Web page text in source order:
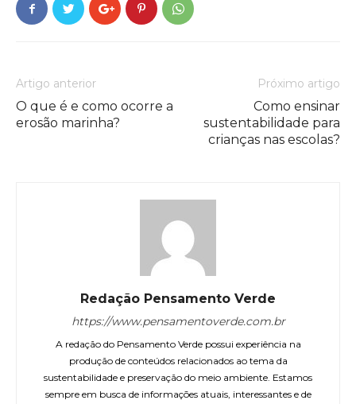
Artigo anterior
O que é e como ocorre a
erosão marinha?
Próximo artigo
Como ensinar
sustentabilidade para
crianças nas escolas?
Redação Pensamento Verde
https://www.pensamentoverde.com.br
A redação do Pensamento Verde possui experiência na
produção de conteúdos relacionados ao tema da
sustentabilidade e preservação do meio ambiente. Estamos
sempre em busca de informações atuais, interessantes e de